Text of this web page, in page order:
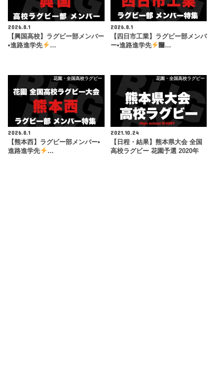
2026.8.1
【興国高校】ラグビー部メンバー
•進路進学先
…
2026.8.1
【四日市工業】ラグビー部メンバ
ー•進路進学先
࿠…
花園・全国高校ラグビー
2026.8.1
【熊本西】ラグビー部メンバー•
進路進学先
…
花園・全国高校ラグビー
2021.10.24
【日程・結果】熊本県大会 全国
高校ラグビー 花園予選 2020年